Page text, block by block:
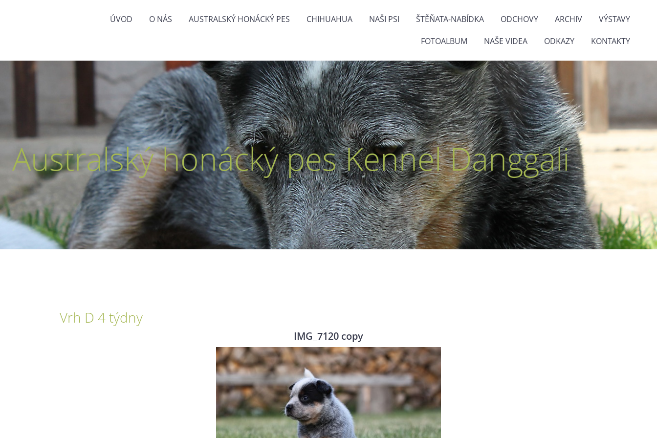
ÚVOD O NÁS AUSTRALSKÝ HONÁCKÝ PES CHIHUAHUA NAŠI PSI ŠTĚŇATA-NABÍDKA ODCHOVY ARCHIV VÝSTAVY
FOTOALBUM NAŠE VIDEA ODKAZY KONTAKTY
Australský honácký pes Kennel Danggali
Vrh D 4 týdny
IMG_7120 copy